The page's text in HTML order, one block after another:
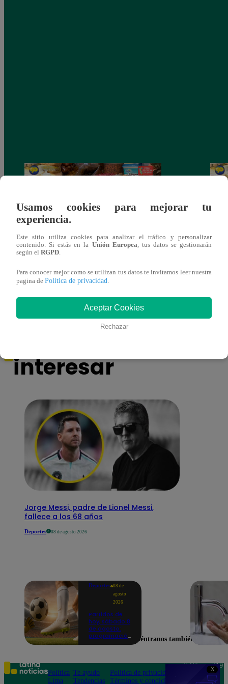
X
Mujeres al Mando – Viernes 25 de febrero
del 2022 – Programa completo
del
También te puede
interesar
Jorge Messi, padre de Lionel Messi,
fallece a los 68 años
Deportes 08 de agosto 2026
Deportes 08 de
agosto
2026
Partidos de
hoy, sábado 8
de agosto:
programación
Usamos cookies para mejorar tu
experiencia.
Este sitio utiliza cookies para analizar el tráfico y personalizar
contenido. Si estás en la Unión Europea , tus datos se gestionarán
según el RGPD
Para conocer mejor como se utilizan tus datos te invitamos leer nuestra
pagina de Política de privacidad
Aceptar Cookies
Rechazar
Encuéntranos también en
Política
Lima
Te ayudo
Tendencias
Política de privacidad
Términos y condiciones
Teléfono: 219
Av. San